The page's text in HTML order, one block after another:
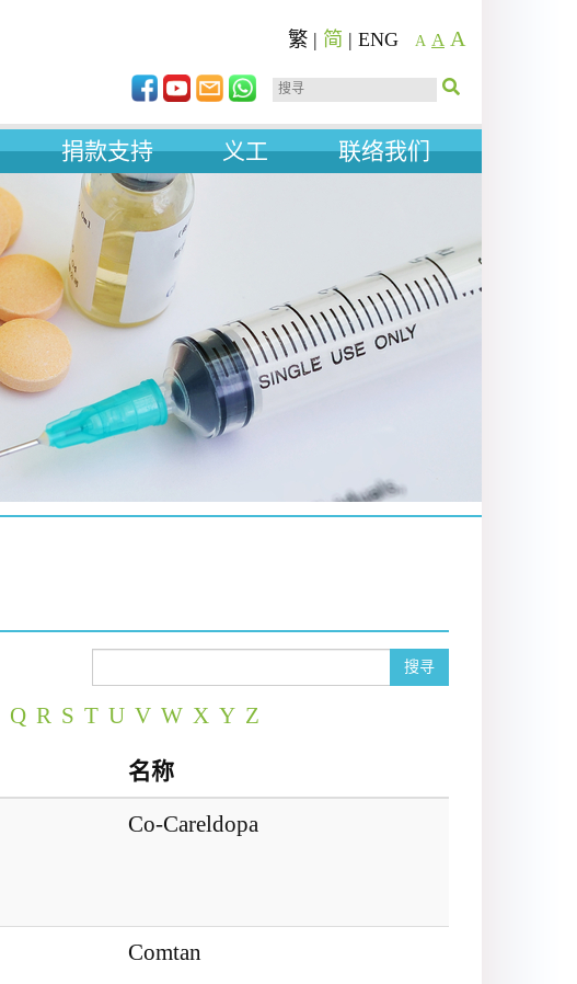
繁 | 简 | ENG A A A
捐款支持 义工 联络我们
搜寻
Q R S T U V W X Y Z
名称
Co-Careldopa
Comtan